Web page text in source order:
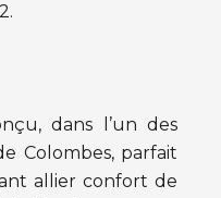
dans l’un des
Colombes, parfait
allier confort de